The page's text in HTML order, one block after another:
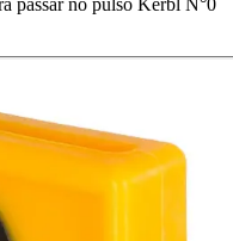
passar no pulso Kerbl N°0